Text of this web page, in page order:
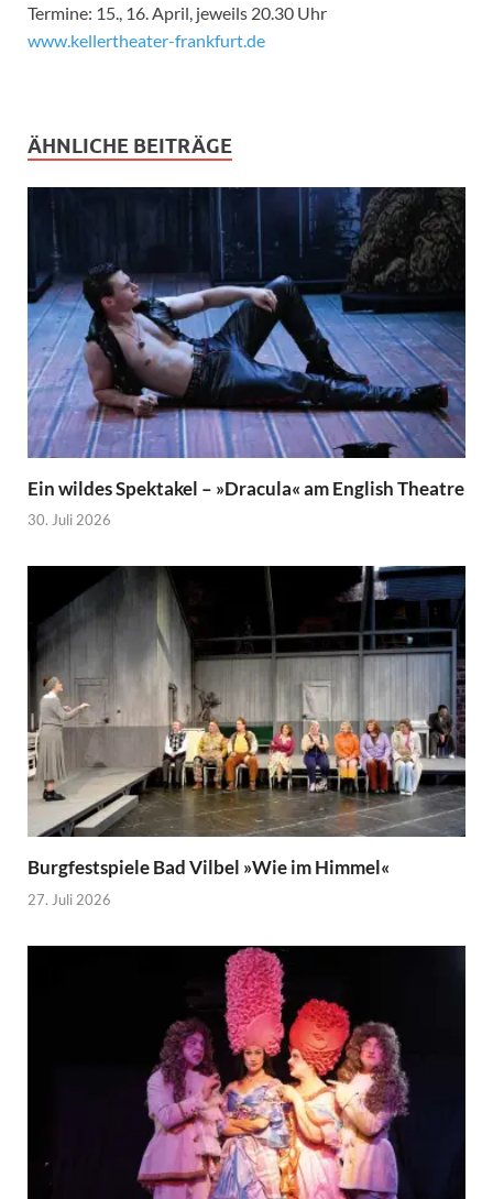
Termine: 15., 16. April, jeweils 20.30 Uhr
www.kellertheater-frankfurt.de
ÄHNLICHE BEITRÄGE
Ein wildes Spektakel – »Dracula« am English Theatre
30. Juli 2026
Burgfestspiele Bad Vilbel »Wie im Himmel«
27. Juli 2026